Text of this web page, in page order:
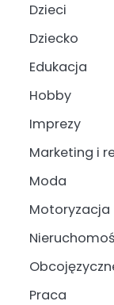
Dzieci
Dziecko
Edukacja
Hobby
Imprezy
Marketing i
Moda
Motoryzacja
Praca